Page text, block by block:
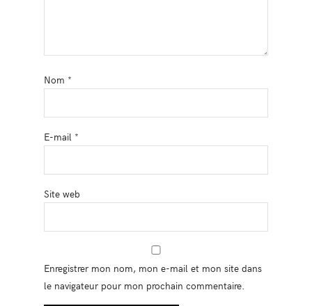
Nom *
E-mail *
Site web
Enregistrer mon nom, mon e-mail et mon site dans
le navigateur pour mon prochain commentaire.